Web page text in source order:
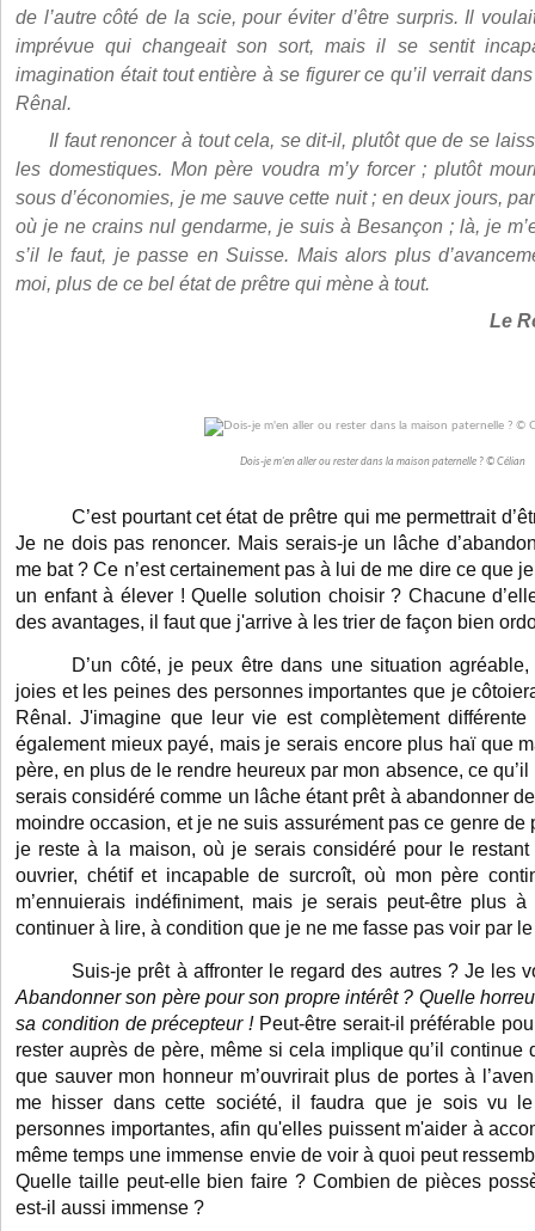
de l’autre côté de la scie, pour éviter d’être surpris. Il
imprévue qui changeait son sort, mais il se sentit
imagination était tout entière à se figurer ce qu’il verrait
Rênal.
Il faut renoncer à tout cela, se dit-il, plutôt que de se
les domestiques. Mon père voudra m’y forcer ; plutôt
sous d’économies, je me sauve cette nuit ; en deux jours,
où je ne crains nul gendarme, je suis à Besançon ; là, je
s’il le faut, je passe en Suisse. Mais alors plus
moi, plus de ce bel état de prêtre qui mène à tout.
Le
Dois-je m'en aller ou rester dans la maison paternelle ? © Célian
C’est pourtant cet état de prêtre qui me permettrait
Je ne dois pas renoncer. Mais serais-je un lâche
me bat ? Ce n’est certainement pas à lui de me dire ce que
un enfant à élever ! Quelle solution choisir ? Chacune
des avantages, il faut que j'arrive à les trier de façon bien
D’un côté, je peux être dans une situation
joies et les peines des personnes importantes que je
Rênal. J'imagine que leur vie est complètement
également mieux payé, mais je serais encore plus haï que
père, en plus de le rendre heureux par mon absence, ce
serais considéré comme un lâche étant prêt à abandonner
moindre occasion, et je ne suis assurément pas ce genre de
je reste à la maison, où je serais considéré pour le
ouvrier, chétif et incapable de surcroît, où mon père
m’ennuierais indéfiniment, mais je serais peut-être plus
continuer à lire, à condition que je ne me fasse pas voir par
Suis-je prêt à affronter le regard des autres ? Je les
Abandonner son père pour son propre intérêt ? Quelle
sa condition de précepteur !Peut-être serait-il préférable
rester auprès de père, même si cela implique qu’il continue
que sauver mon honneur m’ouvrirait plus de portes à
me hisser dans cette société, il faudra que je sois vu
personnes importantes, afin qu'elles puissent m'aider à
même temps une immense envie de voir à quoi peut
Quelle taille peut-elle bien faire ? Combien de pièces
est-il aussi immense ?